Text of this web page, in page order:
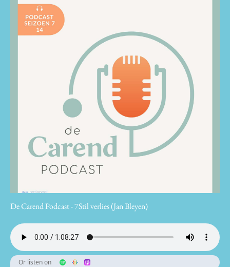
De Carend Podcast - 7Stil verlies (Jan Bleyen)
Or listen on